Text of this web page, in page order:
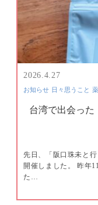
2026.4.27
お知らせ 日々思うこと
台湾で出会った
先日、「阪口珠未と
開催しました。 昨年
た…